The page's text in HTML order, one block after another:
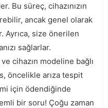
Bu süreç, cihazınızın
ancak genel olarak
Ayrıca, size önerilen
sağlarlar.
cihazın modeline bağlı
öncelikle arıza tespit
için ödendiğinde
bir soru! Çoğu zaman